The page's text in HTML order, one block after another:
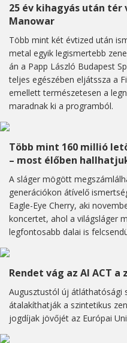
25 év kihagyás után tér
Manowar
Több mint két évtized után
metal egyik legismertebb
án a Papp László Budapest
teljes egészében eljátssza a
emellett természetesen a
maradnak ki a programból.
Több mint 160 millió
– most élőben
A sláger mögött
generációkon átívelő
Eagle-Eye Cherry, aki
koncertet, ahol a világsláger
legfontosabb dalai is
Rendet vág az AI ACT a
Augusztustól új átláthatósági
átalakíthatják a szintetikus
jogdíjak jövőjét az Európai